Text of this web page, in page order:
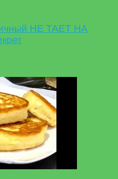
НЕ ТАЕТ НА